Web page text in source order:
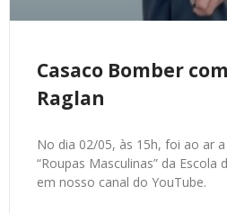
Casaco Bomber
Raglan
No dia 02/05, às 15h, foi ao ar
“Roupas Masculinas” da Escola
em nosso canal do YouTube.